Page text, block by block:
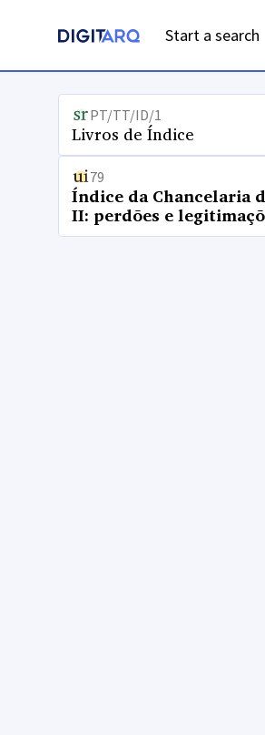
Start a search
PT/TT/ID/1
Livros de Índice
79
Índice da Chancelaria
II: perdões e
próprios: letras A a D